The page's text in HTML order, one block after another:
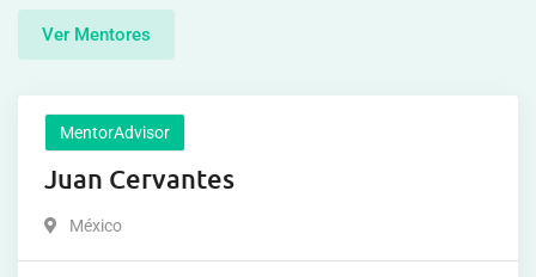
Ver Mentores
MentorAdvisor
Juan Cervantes
México